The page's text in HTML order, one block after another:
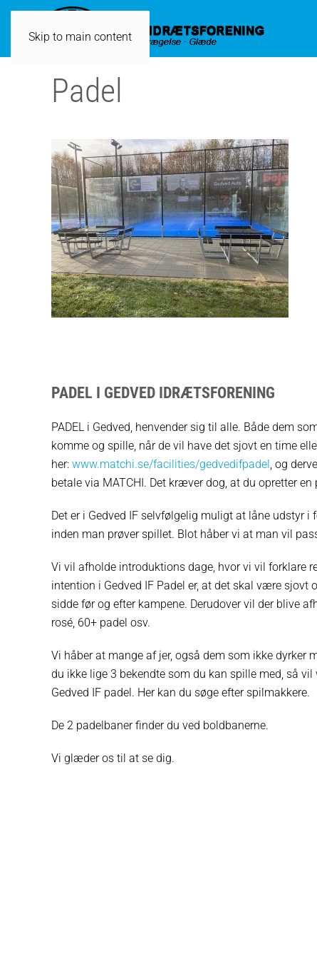
Skip to main content
Padel
PADEL I GEDVED IDRÆTSFORENING
PADEL i Gedved, henvender sig til alle. Både dem
komme og spille, når de vil have det sjovt en time
her: www.matchi.se/facilities/gedvedifpadel , og
betale via MATCHI. Det kræver dog, at du opretter en
Det er i Gedved IF selvfølgelig muligt at låne udstyr
inden man prøver spillet. Blot håber vi at man vil
Vi vil afholde introduktions dage, hvor vi vil forklare
intention i Gedved IF Padel er, at det skal være
sidde før og efter kampene. Derudover vil der blive
rosé, 60+ padel osv.
Vi håber at mange af jer, også dem som ikke dyrker
du ikke lige 3 bekendte som du kan spille med, så
Gedved IF padel. Her kan du søge efter spilmakkere.
De 2 padelbaner finder du ved boldbanerne.
Vi glæder os til at se dig.